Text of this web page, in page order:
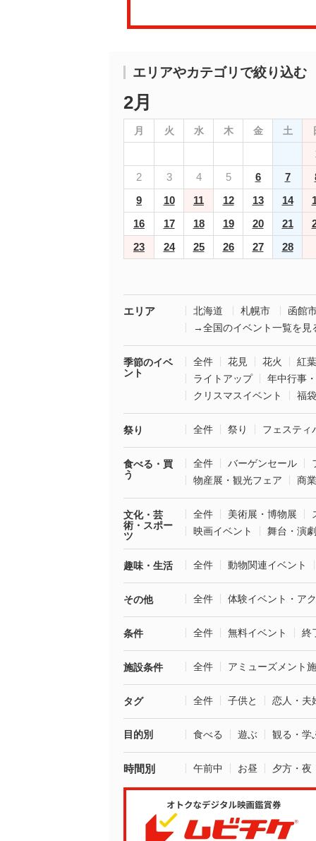
エリアやカテゴリで絞り込む
2月
月 火 水 木 金 土
2
3 4 5 6 7
9
10 11 12 13 14
16
17 18 19 20 21
23
24 25 26 27 28
エリア 北海道 札幌市
函館
→全国のイベント一覧を見
季節のイベ
ント
全件 花見 花火
紅葉
ライトアップ
年中行事
クリスマスイベント
福
祭り 全件 祭り フェスティ
食べる・買
う
全件 バーゲンセール
物産展・観光フェア
商
文化・芸
術・スポー
ツ
全件 美術展・博物展
映画イベント
舞台・演劇
趣味・生活 全件 動物関連イベント
その他 全件 体験イベント・ア
条件 全件 無料イベント 終
施設条件 全件 アミューズメント
タグ 全件 子供と 恋人・夫
目的別 食べる 遊ぶ 観る・学
時間別 午前中 お昼 夕方・夜